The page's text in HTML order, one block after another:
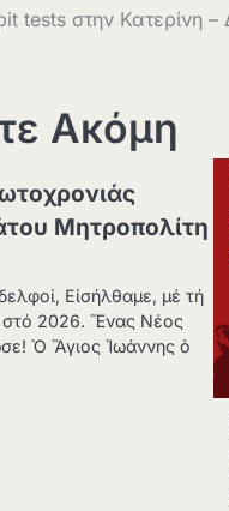
tests στην Κατερίνη –
Ακόμη
Μητροπολίτη
Εἰσήλθαμε, μέ τή
2026. Ἕνας Νέος
Ὁ Ἅγιος Ἰωάννης ὁ